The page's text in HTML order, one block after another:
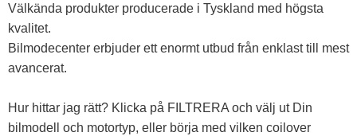
Välkända produkter producerade i Tyskland med högsta
kvalitet.
Bilmodecenter erbjuder ett enormt utbud från enklast till mest
avancerat.
Hur hittar jag rätt? Klicka på FILTRERA och välj ut Din
bilmodell och motortyp, eller börja med vilken coilover